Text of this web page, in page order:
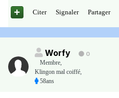
Citer Signaler Partager
Worfy
0
Membre
Klingon mal coiffé,
58ans